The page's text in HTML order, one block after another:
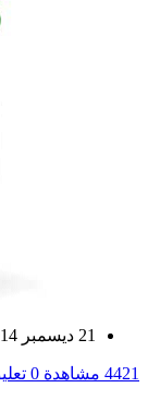
21 ديسمبر 2014
4421 مشاهدة 0 تعليق